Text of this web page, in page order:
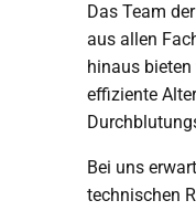
Das Team
aus allen
hinaus
effiziente
Bei uns
technischen